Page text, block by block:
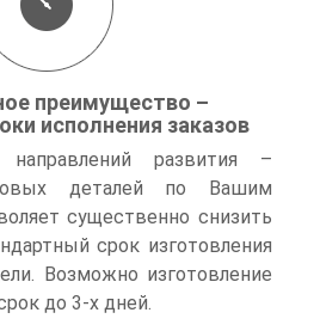
преимущество –
исполнения заказов
развития –
деталей по Вашим
существенно снизить
срок изготовления
Возможно изготовление
до 3-х дней.